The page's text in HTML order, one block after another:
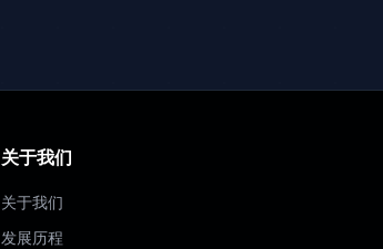
关于我们
关于我们
发展历程